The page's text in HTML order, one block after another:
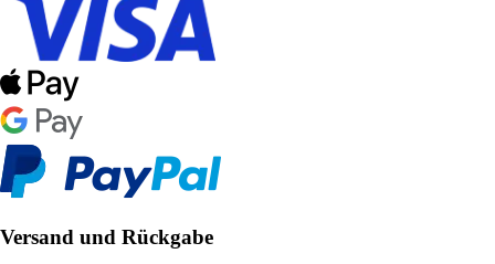
Versand und Rückgabe